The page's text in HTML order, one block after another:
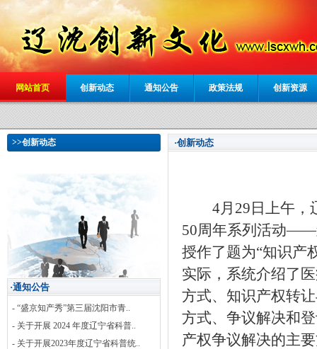
网站首页 创新动态 通知公告 政策法规 创新资源
>>创新动态
·通知公告
- “盛京知产秀”第三届沈阳市青..
- 关于开展 2024 年度辽宁省科普..
- 关于开展2023年度辽宁省科普统..
·创新动态
4月29日上午，
50周年系列活动——
授作了题为“知识产
实际，系统介绍了
方式、知识产权转
方式、争议解决和
产权争议解决的主